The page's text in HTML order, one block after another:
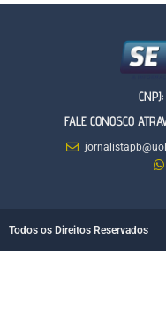
FALE CONOSCO
Todos os Direitos Reservados